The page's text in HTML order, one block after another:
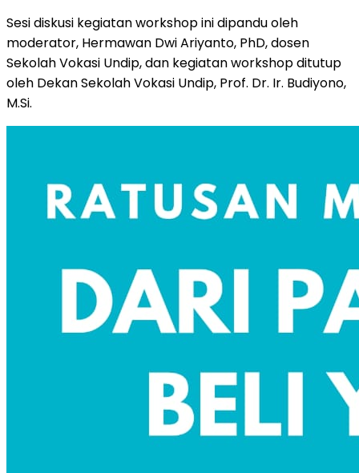
Sesi diskusi kegiatan workshop ini dipandu oleh
moderator, Hermawan Dwi Ariyanto, PhD, dosen
Sekolah Vokasi Undip, dan kegiatan workshop ditutup
oleh Dekan Sekolah Vokasi Undip, Prof. Dr. Ir. Budiyono,
M.Si.